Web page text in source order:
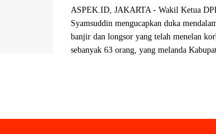
ASPEK.ID, JAKARTA - Wakil Ketua
Syamsuddin mengucapkan duka
banjir dan longsor yang telah menelan
sebanyak 63 orang, yang melanda